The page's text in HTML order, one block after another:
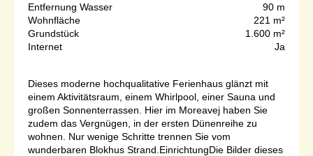
Entfernung Wasser
90 m
Wohnfläche
221 m²
Grundstück
1.600 m²
Internet
Ja
Dieses moderne hochqualitative Ferienhaus glänzt mit
einem Aktivitätsraum, einem Whirlpool, einer Sauna und
großen Sonnenterrassen. Hier im Moreavej haben Sie
zudem das Vergnügen, in der ersten Dünenreihe zu
wohnen. Nur wenige Schritte trennen Sie vom
wunderbaren Blokhus Strand.EinrichtungDie Bilder dieses